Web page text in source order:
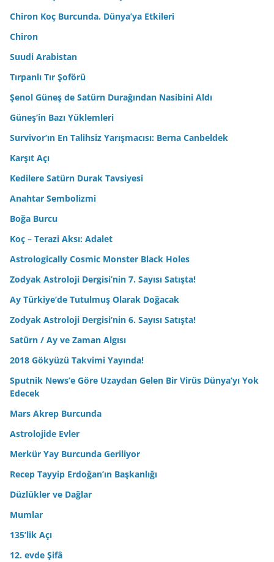
Chiron Koç Burcunda. Dünya’ya Etkileri
Chiron
Suudi Arabistan
Tırpanlı Tır Şoförü
Şenol Güneş de Satürn Durağından Nasibini Aldı
Güneş’in Bazı Yüklemleri
Survivor’ın En Talihsiz Yarışmacısı: Berna Canbeldek
Karşıt Açı
Kedilere Satürn Durak Tavsiyesi
Anahtar Sembolizmi
Boğa Burcu
Koç – Terazi Aksı: Adalet
Astrologically Cosmic Monster Black Holes
Zodyak Astroloji Dergisi’nin 7. Sayısı Satışta!
Ay Türkiye’de Tutulmuş Olarak Doğacak
Zodyak Astroloji Dergisi’nin 6. Sayısı Satışta!
Satürn / Ay ve Zaman Algısı
2018 Gökyüzü Takvimi Yayında!
Sputnik News’e Göre Uzaydan Gelen Bir Virüs Dünya’yı Yok
Edecek
Mars Akrep Burcunda
Astrolojide Evler
Merkür Yay Burcunda Geriliyor
Recep Tayyip Erdoğan’ın Başkanlığı
Düzlükler ve Dağlar
Mumlar
135’lik Açı
12. evde Şifâ